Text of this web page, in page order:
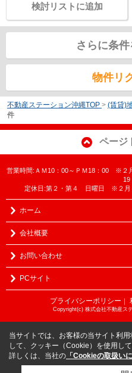
検討リストに追加
さらに条
物件リ
不動産ステーション沖縄TOP > (賃貸)
件
ページ
営業時間:ＡＭ10：00～ＰＭ18：00 ※２
19
定休日:第２・第４ 日曜日 ※２月
ホーム
会社概要
お問い合わせ
PCサイト
プライバシーポリシー ｜
Copyright(c) 株式会社不動産ス
当サイトでは、お客様の当サイト利
して、クッキー（Cookie）を使用して
詳しくは、当社の 「Cookieの取扱い